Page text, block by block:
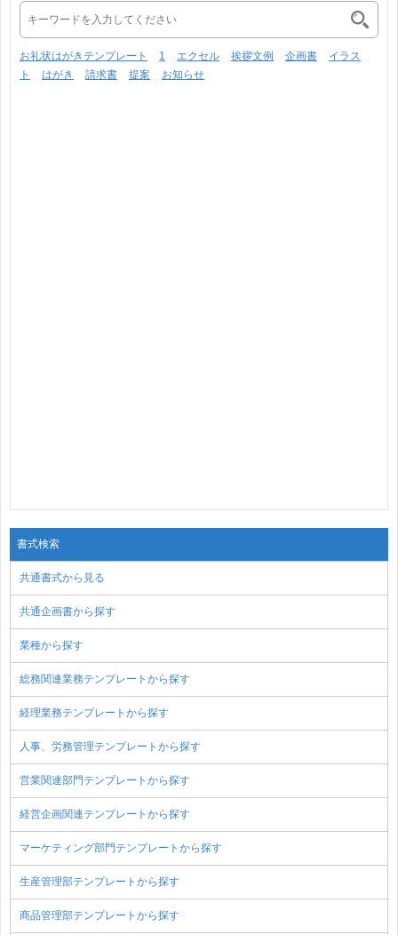
お礼状はがきテンプレート 1 エクセル 挨拶文例 企画書
イラス
ト
はがき 請求書 提案 お知らせ
書式検索
共通書式から見る
共通企画書から探す
業種から探す
総務関連業務テンプレートから探す
経理業務テンプレートから探す
人事、労務管理テンプレートから探す
営業関連部門テンプレートから探す
経営企画関連テンプレートから探す
マーケティング部門テンプレートから探す
生産管理部テンプレートから探す
商品管理部テンプレートから探す